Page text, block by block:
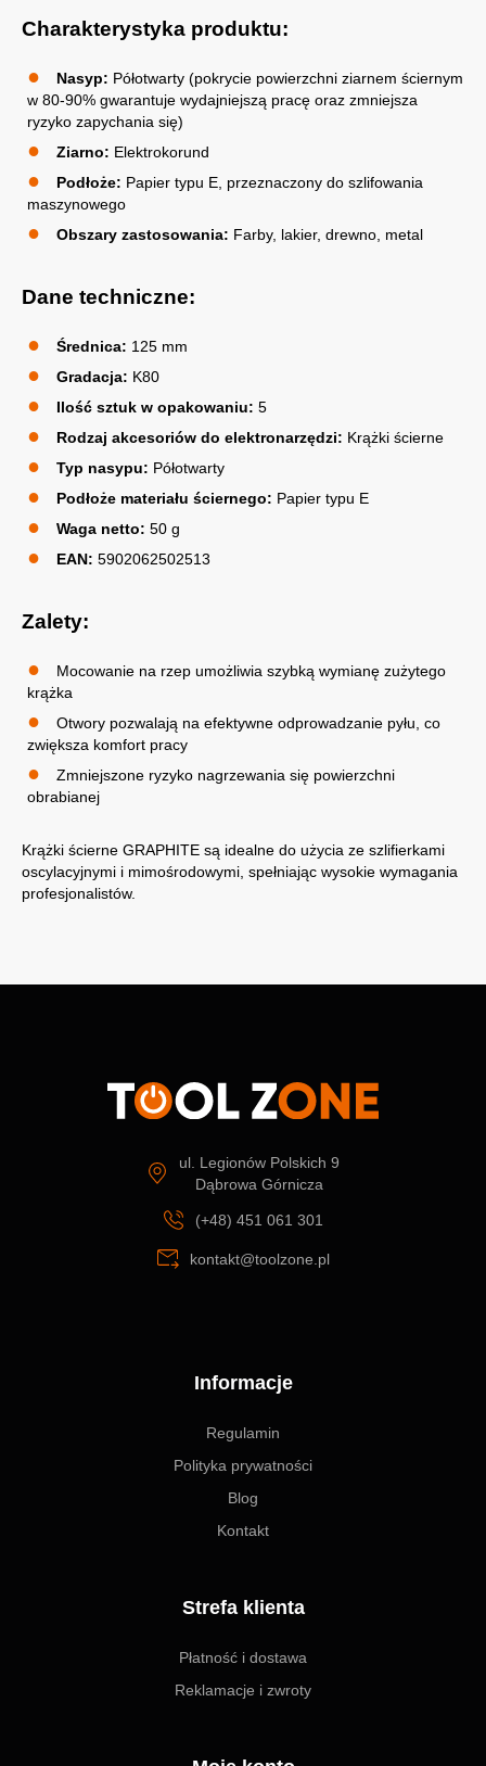
Charakterystyka produktu:
Nasyp: Półotwarty (pokrycie powierzchni ziarnem ściernym
w 80-90% gwarantuje wydajniejszą pracę oraz zmniejsza
ryzyko zapychania się)
Ziarno: Elektrokorund
Podłoże: Papier typu E, przeznaczony do szlifowania
maszynowego
Obszary zastosowania: Farby, lakier, drewno, metal
Dane techniczne:
Średnica: 125 mm
Gradacja: K80
Ilość sztuk w opakowaniu: 5
Rodzaj akcesoriów do elektronarzędzi: Krążki ścierne
Typ nasypu: Półotwarty
Podłoże materiału ściernego: Papier typu E
Waga netto: 50 g
EAN: 5902062502513
Zalety:
Mocowanie na rzep umożliwia szybką wymianę zużytego
krążka
Otwory pozwalają na efektywne odprowadzanie pyłu, co
zwiększa komfort pracy
Zmniejszone ryzyko nagrzewania się powierzchni
obrabianej
Krążki ścierne GRAPHITE są idealne do użycia ze szlifierkami
oscylacyjnymi i mimośrodowymi, spełniając wysokie wymagania
profesjonalistów.
ul. Legionów Polskich 9
Dąbrowa Górnicza
(+48) 451 061 301
kontakt@toolzone.pl
Informacje
Regulamin
Polityka prywatności
Blog
Kontakt
Strefa klienta
Płatność i dostawa
Reklamacje i zwroty